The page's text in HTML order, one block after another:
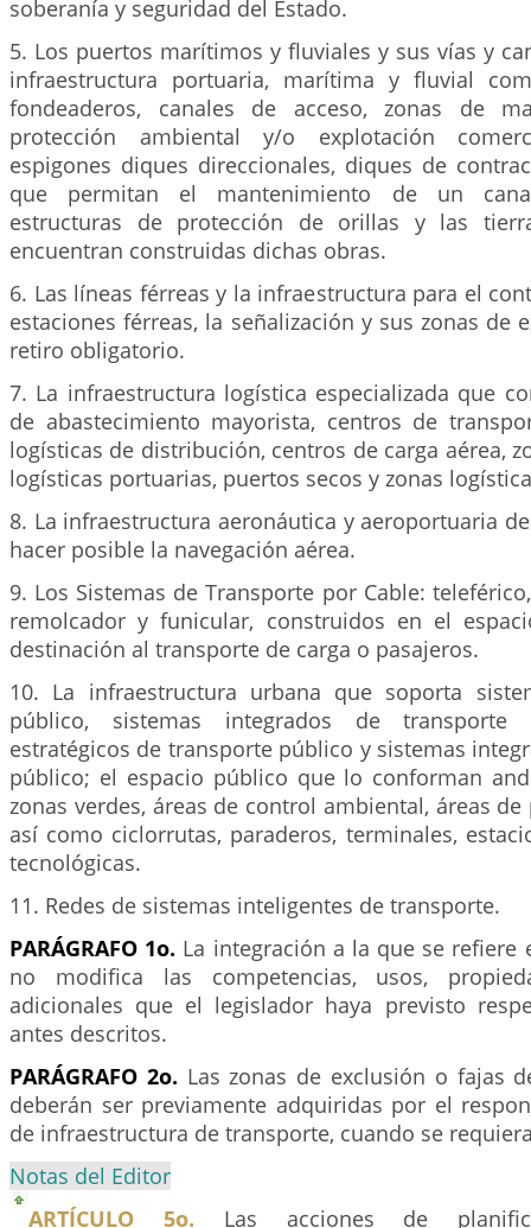
soberanía y seguridad del Estado.
5. Los puertos marítimos y fluviales y sus vías y
infraestructura portuaria, marítima y fluvial
fondeaderos, canales de acceso, zonas de
protección ambiental y/o explotación
espigones diques direccionales, diques de
que permitan el mantenimiento de un
estructuras de protección de orillas y las
encuentran construidas dichas obras.
6. Las líneas férreas y la infraestructura para el
estaciones férreas, la señalización y sus zonas de
retiro obligatorio.
7. La infraestructura logística especializada que
de abastecimiento mayorista, centros de
logísticas de distribución, centros de carga aérea,
logísticas portuarias, puertos secos y zonas
8. La infraestructura aeronáutica y aeroportuaria
hacer posible la navegación aérea.
9. Los Sistemas de Transporte por Cable:
remolcador y funicular, construidos en el
destinación al transporte de carga o pasajeros.
10. La infraestructura urbana que soporta
público, sistemas integrados de transporte
estratégicos de transporte público y sistemas
público; el espacio público que lo conforman
zonas verdes, áreas de control ambiental, áreas
así como ciclorrutas, paraderos, terminales,
tecnológicas.
11. Redes de sistemas inteligentes de transporte.
PARÁGRAFO 1o. La integración a la que se refiere
no modifica las competencias, usos,
adicionales que el legislador haya previsto
antes descritos.
PARÁGRAFO 2o. Las zonas de exclusión o fajas
deberán ser previamente adquiridas por el
de infraestructura de transporte, cuando se
Notas del Editor
ARTÍCULO 5o. Las acciones de